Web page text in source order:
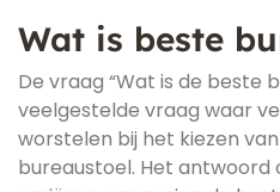
Wat is beste
De vraag “Wat is de beste
veelgestelde vraag waar
worstelen bij het kiezen
bureaustoel. Het antwoord